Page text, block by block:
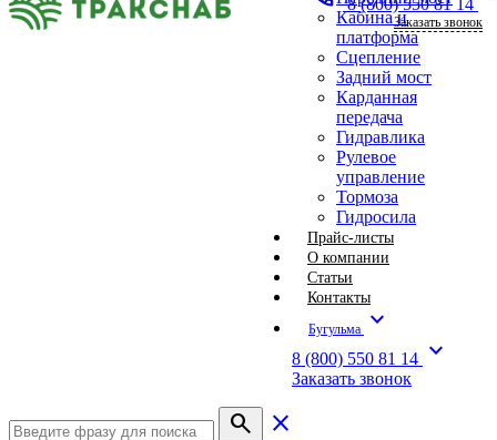
Кабина и
платформа
Сцепление
Задний мост
Карданная
передача
Гидравлика
Рулевое
управление
Тормоза
Гидросила
Прайс-листы
О компании
Статьи
Контакты
Бугульма expand_more
8 (800) 550 81 14 expand_more
Заказать звонок
Заказать звонок
search
close